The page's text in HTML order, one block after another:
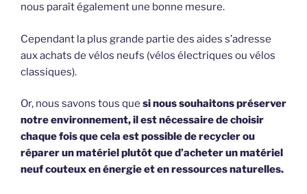
nous paraît également une bonne mesure.
Cependant la plus grande partie des aides s’adresse
aux achats de vélos neufs (vélos électriques ou vélos
classiques).
Or, nous savons tous que si nous souhaitons préserver
notre environnement, il est nécessaire de choisir
chaque fois que cela est possible de recycler ou
réparer un matériel plutôt que d’acheter un matériel
neuf couteux en énergie et en ressources naturelles.